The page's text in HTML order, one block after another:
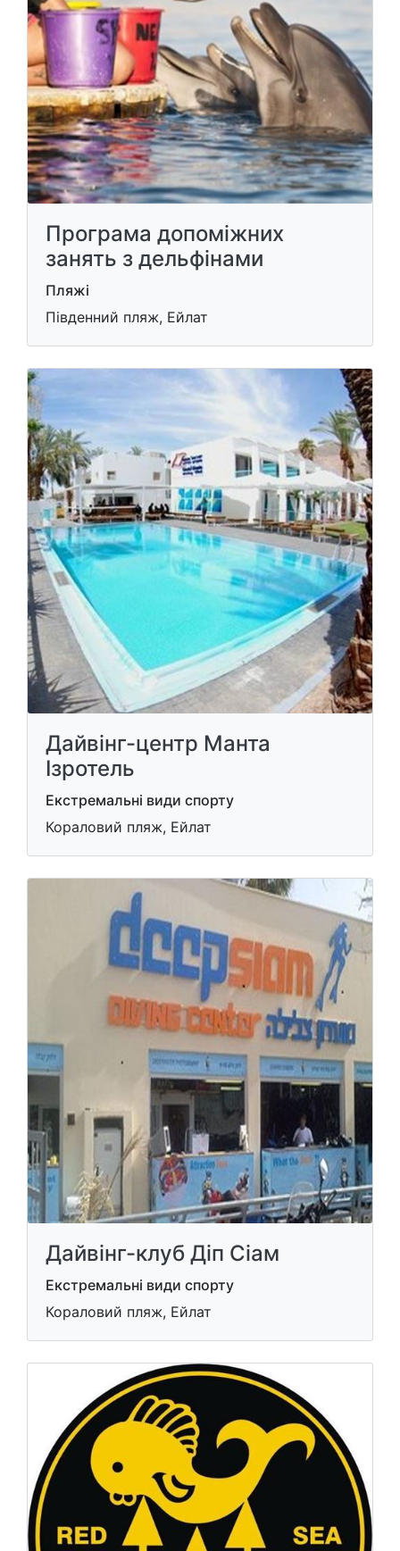
Програма допоміжних
занять з дельфінами
Пляжі
Південний пляж, Ейлат
Дайвінг-центр Манта
Ізротель
Екстремальні види спорту
Кораловий пляж, Ейлат
Дайвінг-клуб Діп Сіам
Екстремальні види спорту
Кораловий пляж, Ейлат